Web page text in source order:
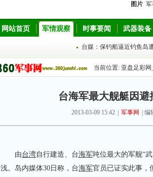
图片
网站首页 军情观察 时事要闻 武器装备
台媒：保钓船逼近钓鱼岛
当前位置: 亚盘足彩网
台海军最大舰艇因
2013-03-09 15:42 军事网 |
由台湾自行建造、台海军吨位最大的军舰“
浅。岛内媒体30日称，台海军官员已证实此事，